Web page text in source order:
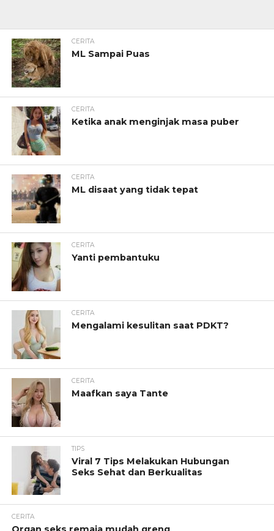
CERITA
ML Sampai Puas
CERITA
Ketika anak menginjak masa puber
CERITA
ML disaat yang tidak tepat
CERITA
Yanti pembantuku
CERITA
Mengalami kesulitan saat PDKT?
CERITA
Maafkan saya Tante
TIPS
Viral 7 Tips Melakukan Hubungan
Seks Sehat dan Berkualitas
CERITA